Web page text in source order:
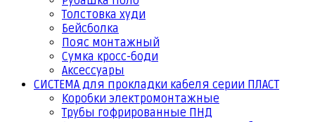
Толстовка худи
Бейсболка
Пояс монтажный
Сумка кросс-боди
Аксессуары
СИСТЕМА для прокладки кабеля серии ПЛАСТ
Коробки электромонтажные
Трубы гофрированные ПНД